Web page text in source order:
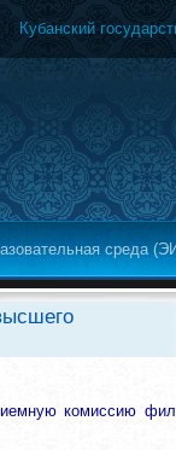
Кубанский
среда
комиссию